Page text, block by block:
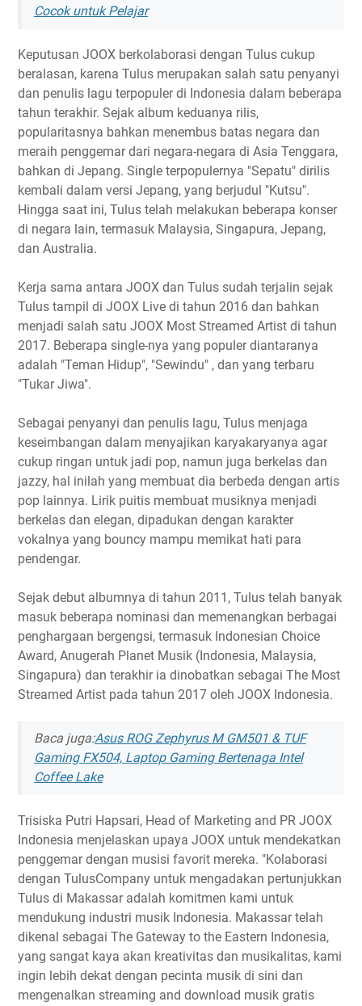
Cocok untuk Pelajar
Keputusan JOOX berkolaborasi dengan Tulus cukup
beralasan, karena Tulus merupakan salah satu penyanyi
dan penulis lagu terpopuler di Indonesia dalam beberapa
tahun terakhir. Sejak album keduanya rilis,
popularitasnya bahkan menembus batas negara dan
meraih penggemar dari negara-negara di Asia Tenggara,
bahkan di Jepang. Single terpopulernya "Sepatu" dirilis
kembali dalam versi Jepang, yang berjudul "Kutsu".
Hingga saat ini, Tulus telah melakukan beberapa konser
di negara lain, termasuk Malaysia, Singapura, Jepang,
dan Australia.
Kerja sama antara JOOX dan Tulus sudah terjalin sejak
Tulus tampil di JOOX Live di tahun 2016 dan bahkan
menjadi salah satu JOOX Most Streamed Artist di tahun
2017. Beberapa single-nya yang populer diantaranya
adalah "Teman Hidup", "Sewindu" , dan yang terbaru
"Tukar Jiwa".
Sebagai penyanyi dan penulis lagu, Tulus menjaga
keseimbangan dalam menyajikan karyakaryanya agar
cukup ringan untuk jadi pop, namun juga berkelas dan
jazzy, hal inilah yang membuat dia berbeda dengan artis
pop lainnya. Lirik puitis membuat musiknya menjadi
berkelas dan elegan, dipadukan dengan karakter
vokalnya yang bouncy mampu memikat hati para
pendengar.
Sejak debut albumnya di tahun 2011, Tulus telah banyak
masuk beberapa nominasi dan memenangkan berbagai
penghargaan bergengsi, termasuk Indonesian Choice
Award, Anugerah Planet Musik (Indonesia, Malaysia,
Singapura) dan terakhir ia dinobatkan sebagai The Most
Streamed Artist pada tahun 2017 oleh JOOX Indonesia.
Baca juga:Asus ROG Zephyrus M GM501 & TUF
Gaming FX504, Laptop Gaming Bertenaga Intel
Coffee Lake
Trisiska Putri Hapsari, Head of Marketing and PR JOOX
Indonesia menjelaskan upaya JOOX untuk mendekatkan
penggemar dengan musisi favorit mereka. "Kolaborasi
dengan TulusCompany untuk mengadakan pertunjukkan
Tulus di Makassar adalah komitmen kami untuk
mendukung industri musik Indonesia. Makassar telah
dikenal sebagai The Gateway to the Eastern Indonesia,
yang sangat kaya akan kreativitas dan musikalitas, kami
ingin lebih dekat dengan pecinta musik di sini dan
mengenalkan streaming and download musik gratis